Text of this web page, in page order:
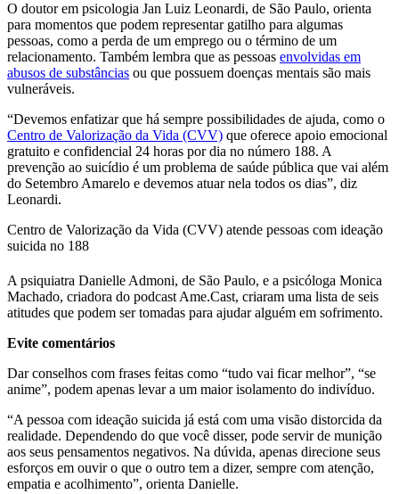
O doutor em psicologia Jan Luiz Leonardi, de São Paulo, orienta
para momentos que podem representar gatilho para algumas
pessoas, como a perda de um emprego ou o término de um
relacionamento. Também lembra que as pessoas envolvidas em
abusos de substâncias ou que possuem doenças mentais são mais
vulneráveis.
“Devemos enfatizar que há sempre possibilidades de ajuda, como o
Centro de Valorização da Vida (CVV) que oferece apoio emocional
gratuito e confidencial 24 horas por dia no número 188. A
prevenção ao suicídio é um problema de saúde pública que vai além
do Setembro Amarelo e devemos atuar nela todos os dias”, diz
Leonardi.
Centro de Valorização da Vida (CVV) atende pessoas com ideação
suicida no 188
A psiquiatra Danielle Admoni, de São Paulo, e a psicóloga Monica
Machado, criadora do podcast Ame.Cast, criaram uma lista de seis
atitudes que podem ser tomadas para ajudar alguém em sofrimento.
Evite comentários
Dar conselhos com frases feitas como “tudo vai ficar melhor”, “se
anime”, podem apenas levar a um maior isolamento do indivíduo.
“A pessoa com ideação suicida já está com uma visão distorcida da
realidade. Dependendo do que você disser, pode servir de munição
aos seus pensamentos negativos. Na dúvida, apenas direcione seus
esforços em ouvir o que o outro tem a dizer, sempre com atenção,
empatia e acolhimento”, orienta Danielle.